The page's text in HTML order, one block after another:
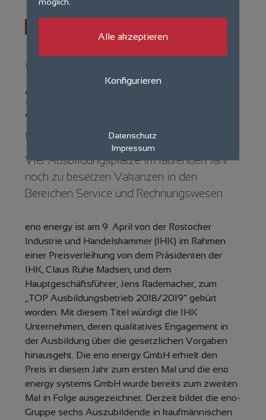
eno energy ist „TOP
Ausbildungsbetrieb
2018/2019“
16.04.2019
Vier Ausbildungsplätze im laufenden Jahr
noch zu besetzen Vakanzen in den
Bereichen Service und Rechnungswesen
eno energy ist am 9. April von der Rostocker
Industrie und Handelskammer (IHK) im Rahmen
einer Preisverleihung von dem Präsidenten der
IHK, Claus Ruhe Madsen, und dem
Hauptgeschäftsführer, Jens Rademacher, zum
„TOP Ausbildungsbetrieb 2018/2019“ gekürt
worden. Mit diesem Titel würdigt die IHK
Unternehmen, deren qualitatives Engagement in
der Ausbildung über die gesetzlichen Vorgaben
hinausgeht. Die eno energy GmbH erhielt den
Preis in diesem Jahr zum ersten Mal und die eno
energy systems GmbH wurde bereits zum zweiten
Mal in Folge ausgezeichnet. Derzeit bildet die eno-
Gruppe sechs Auszubildende in kaufmännischen
möglich.
Alle akzeptieren
Konfigurieren
Datenschutz
Impressum